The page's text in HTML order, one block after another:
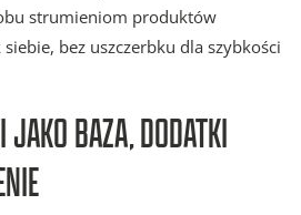
strumieniom produktów
bez uszczerbku dla szybkości
BAZA, DODATKI